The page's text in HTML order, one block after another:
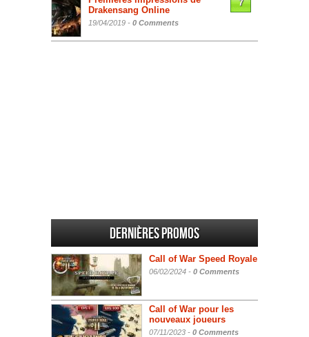
Drakensang Online
19/04/2019 - 0 Comments
7
Dernières promos
Call of War Speed Royale
06/02/2024 - 0 Comments
Call of War pour les
nouveaux joueurs
07/11/2023 - 0 Comments